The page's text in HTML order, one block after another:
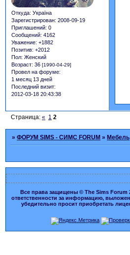
Откуда: Україна
Зарегистрирован: 2008-09-19
Приглашений: 0
Сообщений: 4162
Уважение: +1882
Позитив: +2012
Пол: Женский
Возраст: 36 [1990-04-29]
Провел на форуме:
1 месяц 13 дней
Последний визит:
2012-03-18 20:43:38
Страница:« 1 2
»ФОРУМ SIMS - СИМС FORUM » Мебель
Все права защищены © The Sims
ответственности за информацию,
убедительно просит приобретать